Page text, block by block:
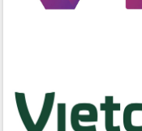
Đẩy mạnh cải cách hành chính,
Phó Bí thư Tỉnh ủy Đắk Lắk Đỗ
Huy giữ chức Bí thư Đảng ủy